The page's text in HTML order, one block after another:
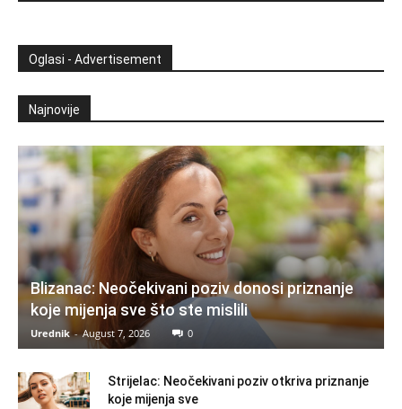
Oglasi - Advertisement
Najnovije
Blizanac: Neočekivani poziv donosi priznanje
koje mijenja sve što ste mislili
Urednik - August 7, 2026 0
Strijelac: Neočekivani poziv otkriva priznanje
koje mijenja sve